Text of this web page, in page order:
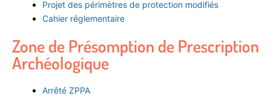
Projet des périmètres de protection modifiés
Cahier réglementaire
Zone de Présomption de Prescription
Archéologique
Arrêté ZPPA